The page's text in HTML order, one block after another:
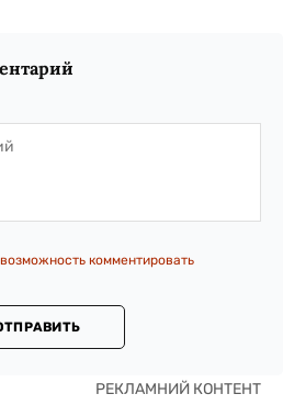
комментировать